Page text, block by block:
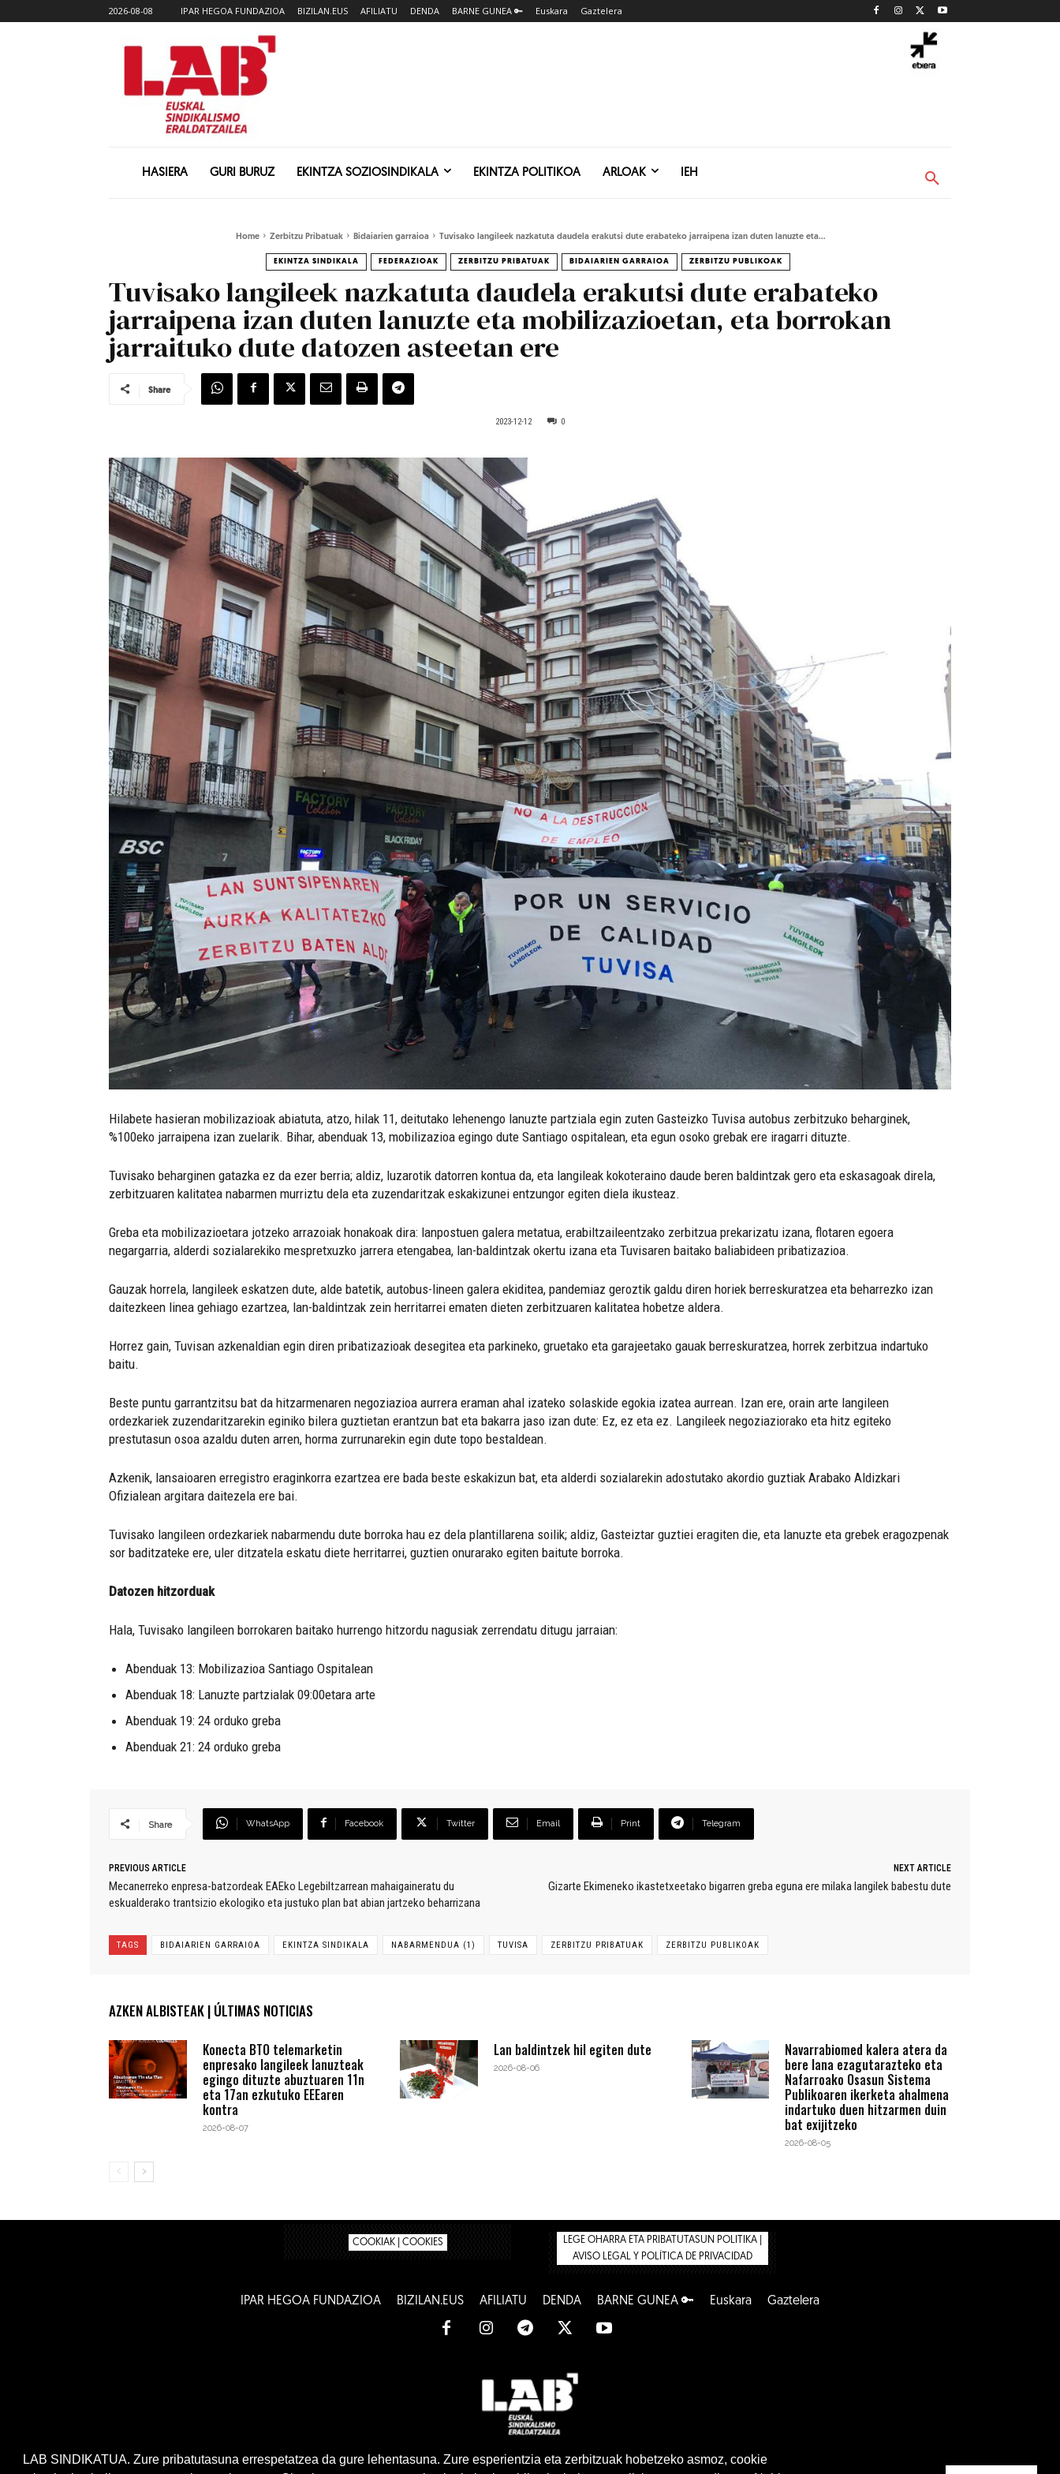
2026-08-08 IPAR HEGOA FUNDAZIOA BIZILAN.EUS AFILIATU DENDA BARNE GUNEA 🔑 Euskara Gaztelera
HASIERA GURI BURUZ EKINTZA SOZIOSINDIKALA EKINTZA POLITIKOA ARLOAK IEH
Home Zerbitzu Pribatuak Bidaiarien garraioa Tuvisako langileek nazkatuta daudela erakutsi dute erabateko jarraipena izan duten lanuzte eta...
EKINTZA SINDIKALA FEDERAZIOAK ZERBITZU PRIBATUAK BIDAIARIEN GARRAIOA ZERBITZU PUBLIKOAK
Tuvisako langileek nazkatuta daudela erakutsi dute erabateko
jarraipena izan duten lanuzte eta mobilizazioetan, eta borrokan
jarraituko dute datozen asteetan ere
Share
2023-12-12 0
Hilabete hasieran mobilizazioak abiatuta, atzo, hilak 11, deitutako lehenengo lanuzte partziala egin zuten Gasteizko Tuvisa autobus zerbitzuko beharginek,
%100eko jarraipena izan zuelarik. Bihar, abenduak 13, mobilizazioa egingo dute Santiago ospitalean, eta egun osoko grebak ere iragarri dituzte.
Tuvisako beharginen gatazka ez da ezer berria; aldiz, luzarotik datorren kontua da, eta langileak kokoteraino daude beren baldintzak gero eta eskasagoak direla,
zerbitzuaren kalitatea nabarmen murriztu dela eta zuzendaritzak eskakizunei entzungor egiten diela ikusteaz.
Greba eta mobilizazioetara jotzeko arrazoiak honakoak dira: lanpostuen galera metatua, erabiltzaileentzako zerbitzua prekarizatu izana, flotaren egoera
negargarria, alderdi sozialarekiko mespretxuzko jarrera etengabea, lan-baldintzak okertu izana eta Tuvisaren baitako baliabideen pribatizazioa.
Gauzak horrela, langileek eskatzen dute, alde batetik, autobus-lineen galera ekiditea, pandemiaz geroztik galdu diren horiek berreskuratzea eta beharrezko izan
daitezkeen linea gehiago ezartzea, lan-baldintzak zein herritarrei ematen dieten zerbitzuaren kalitatea hobetze aldera.
Horrez gain, Tuvisan azkenaldian egin diren pribatizazioak desegitea eta parkineko, gruetako eta garajeetako gauak berreskuratzea, horrek zerbitzua indartuko
baitu.
Beste puntu garrantzitsu bat da hitzarmenaren negoziazioa aurrera eraman ahal izateko solaskide egokia izatea aurrean. Izan ere, orain arte langileen
ordezkariek zuzendaritzarekin eginiko bilera guztietan erantzun bat eta bakarra jaso izan dute: Ez, ez eta ez. Langileek negoziaziorako eta hitz egiteko
prestutasun osoa azaldu duten arren, horma zurrunarekin egin dute topo bestaldean.
Azkenik, lansaioaren erregistro eraginkorra ezartzea ere bada beste eskakizun bat, eta alderdi sozialarekin adostutako akordio guztiak Arabako Aldizkari
Ofizialean argitara daitezela ere bai.
Tuvisako langileen ordezkariek nabarmendu dute borroka hau ez dela plantillarena soilik; aldiz, Gasteiztar guztiei eragiten die, eta lanuzte eta grebek eragozpenak
sor baditzateke ere, uler ditzatela eskatu diete herritarrei, guztien onurarako egiten baitute borroka.
Datozen hitzorduak
Hala, Tuvisako langileen borrokaren baitako hurrengo hitzordu nagusiak zerrendatu ditugu jarraian:
Abenduak 13: Mobilizazioa Santiago Ospitalean
Abenduak 18: Lanuzte partzialak 09:00etara arte
Abenduak 19: 24 orduko greba
Abenduak 21: 24 orduko greba
Share WhatsApp Facebook Twitter Email Print Telegram
PREVIOUS ARTICLE
Mecanerreko enpresa-batzordeak EAEko Legebiltzarrean mahaigaineratu du
eskualderako trantsizio ekologiko eta justuko plan bat abian jartzeko beharrizana
NEXT ARTICLE
Gizarte Ekimeneko ikastetxeetako bigarren greba eguna ere milaka langilek babestu dute
TAGS BIDAIARIEN GARRAIOA EKINTZA SINDIKALA NABARMENDUA (1) TUVISA ZERBITZU PRIBATUAK ZERBITZU PUBLIKOAK
AZKEN ALBISTEAK | ÚLTIMAS NOTICIAS
Konecta BTO telemarketin
enpresako langileek lanuzteak
egingo dituzte abuztuaren 11n
eta 17an ezkutuko EEEaren
kontra
2026-08-07
Lan baldintzek hil egiten dute
2026-08-06
Navarrabiomed kalera atera da
bere lana ezagutarazteko eta
Nafarroako Osasun Sistema
Publikoaren ikerketa ahalmena
indartuko duen hitzarmen duin
bat exijitzeko
2026-08-05
COOKIAK | COOKIES
LEGE OHARRA ETA PRIBATUTASUN POLITIKA |
AVISO LEGAL Y POLÍTICA DE PRIVACIDAD
IPAR HEGOA FUNDAZIOA BIZILAN.EUS AFILIATU DENDA BARNE GUNEA 🔑 Euskara Gaztelera
www.lab.eus
LAB SINDIKATUA. Zure pribatutasuna errespetatzea da gure lehentasuna. Zure esperientzia eta zerbitzuak hobetzeko asmoz, cookie